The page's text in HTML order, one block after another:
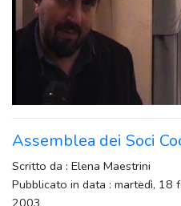
Assemblea dei Soci
Scritto da : Elena Maestrini
Pubblicato in data : martedì, 18
2003